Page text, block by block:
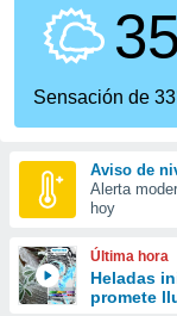
que se
calidad.
a este
las
y
forma
digital
basada
Sensación de
Aviso de
Alerta
hoy
Última hora
Heladas
promete